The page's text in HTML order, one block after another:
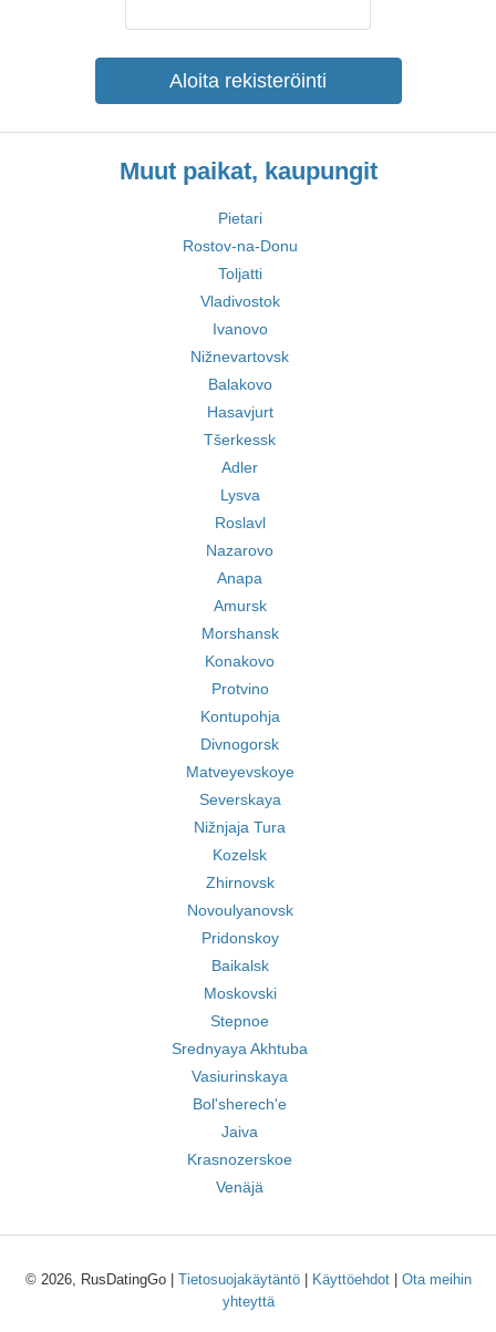
Aloita rekisteröinti
Muut paikat, kaupungit
Pietari
Rostov-na-Donu
Toljatti
Vladivostok
Ivanovo
Nižnevartovsk
Balakovo
Hasavjurt
Tšerkessk
Adler
Lysva
Roslavl
Nazarovo
Anapa
Amursk
Morshansk
Konakovo
Protvino
Kontupohja
Divnogorsk
Matveyevskoye
Severskaya
Nižnjaja Tura
Kozelsk
Zhirnovsk
Novoulyanovsk
Pridonskoy
Baikalsk
Moskovski
Stepnoe
Srednyaya Akhtuba
Vasiurinskaya
Bol'sherech'e
Jaiva
Krasnozerskoe
Venäjä
© 2026, RusDatingGo | Tietosuojakäytäntö| Käyttöehdot| Ota meihin
yhteyttä